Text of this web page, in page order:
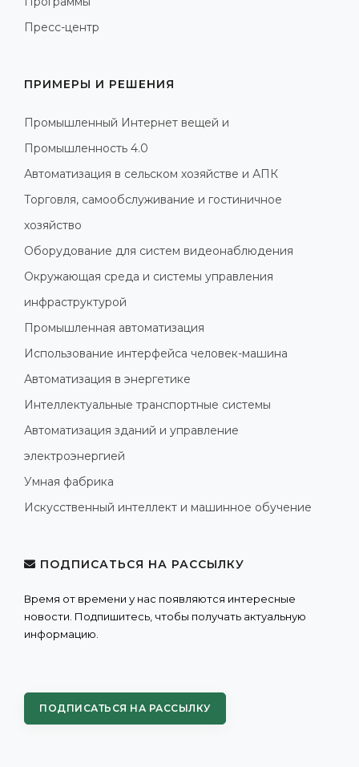
Пресс-центр
ПРИМЕРЫ И РЕШЕНИЯ
Промышленный Интернет вещей и
Промышленность 4.0
Автоматизация в сельском хозяйстве и АПК
Торговля, самообслуживание и гостиничное
хозяйство
Оборудование для систем видеонаблюдения
Окружающая среда и системы управления
инфраструктурой
Промышленная автоматизация
Использование интерфейса человек-машина
Автоматизация в энергетике
Интеллектуальные транспортные системы
Автоматизация зданий и управление
электроэнергией
Умная фабрика
Искусственный интеллект и машинное обучение
ПОДПИСАТЬСЯ НА РАССЫЛКУ
Время от времени у нас появляются интересные
новости. Подпишитесь, чтобы получать актуальную
информацию.
ПОДПИСАТЬСЯ НА РАССЫЛКУ